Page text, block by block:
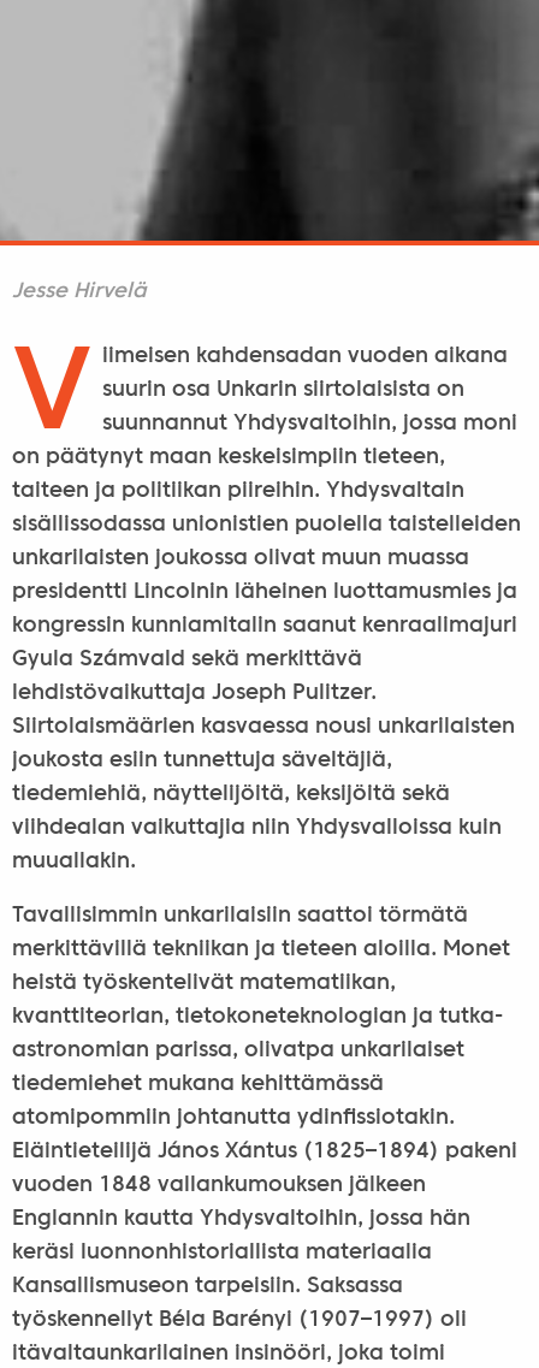
Jesse Hirvelä
V
iimeisen kahdensadan vuoden aikana
suurin osa Unkarin siirtolaisista on
suunnannut Yhdysvaltoihin, jossa moni
on päätynyt maan keskeisimpiin tieteen,
taiteen ja politiikan piireihin. Yhdysvaltain
sisällissodassa unionistien puolella taistelleiden
unkarilaisten joukossa olivat muun muassa
presidentti Lincolnin läheinen luottamusmies ja
kongressin kunniamitalin saanut kenraalimajuri
Gyula Számvald sekä merkittävä
lehdistövaikuttaja Joseph Pulitzer.
Siirtolaismäärien kasvaessa nousi unkarilaisten
joukosta esiin tunnettuja säveltäjiä,
tiedemiehiä, näyttelijöitä, keksijöitä sekä
viihdealan vaikuttajia niin Yhdysvalloissa kuin
muuallakin.
Tavallisimmin unkarilaisiin saattoi törmätä
merkittävillä tekniikan ja tieteen aloilla. Monet
heistä työskentelivät matematiikan,
kvanttiteorian, tietokoneteknologian ja tutka-
astronomian parissa, olivatpa unkarilaiset
tiedemiehet mukana kehittämässä
atomipommiin johtanutta ydinfissiotakin.
Eläintieteilijä János Xántus (1825–1894) pakeni
vuoden 1848 vallankumouksen jälkeen
Englannin kautta Yhdysvaltoihin, jossa hän
keräsi luonnonhistoriallista materiaalia
Kansallismuseon tarpeisiin. Saksassa
työskennellyt Béla Barényi (1907–1997) oli
itävaltaunkarilainen insinööri, joka toimi